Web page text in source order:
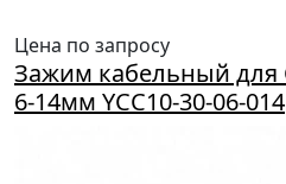
Цена по запросу
Зажим кабельный для
6-14мм YCC10-30-06-014